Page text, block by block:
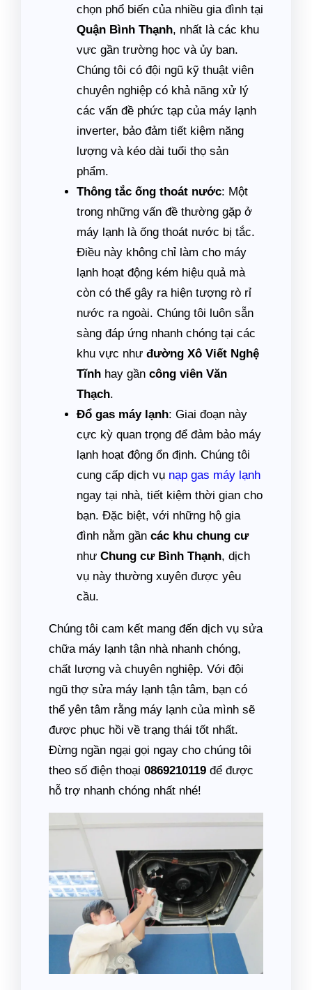
chọn phổ biến của nhiều gia đình tại
Quận Bình Thạnh, nhất là các khu
vực gần trường học và ủy ban.
Chúng tôi có đội ngũ kỹ thuật viên
chuyên nghiệp có khả năng xử lý
các vấn đề phức tạp của máy lạnh
inverter, bảo đảm tiết kiệm năng
lượng và kéo dài tuổi thọ sản
phẩm.
Thông tắc ống thoát nước: Một
trong những vấn đề thường gặp ở
máy lạnh là ống thoát nước bị tắc.
Điều này không chỉ làm cho máy
lạnh hoạt động kém hiệu quả mà
còn có thể gây ra hiện tượng rò rỉ
nước ra ngoài. Chúng tôi luôn sẵn
sàng đáp ứng nhanh chóng tại các
khu vực như đường Xô Viết Nghệ
Tĩnh hay gần công viên Văn
Thạch.
Đổ gas máy lạnh: Giai đoạn này
cực kỳ quan trọng để đảm bảo máy
lạnh hoạt động ổn định. Chúng tôi
cung cấp dịch vụ nạp gas máy lạnh
ngay tại nhà, tiết kiệm thời gian cho
bạn. Đặc biệt, với những hộ gia
đình nằm gần các khu chung cư
như Chung cư Bình Thạnh, dịch
vụ này thường xuyên được yêu
cầu.
Chúng tôi cam kết mang đến dịch vụ sửa
chữa máy lạnh tận nhà nhanh chóng,
chất lượng và chuyên nghiệp. Với đội
ngũ thợ sửa máy lạnh tận tâm, bạn có
thể yên tâm rằng máy lạnh của mình sẽ
được phục hồi về trạng thái tốt nhất.
Đừng ngần ngại gọi ngay cho chúng tôi
theo số điện thoại 0869210119 để được
hỗ trợ nhanh chóng nhất nhé!